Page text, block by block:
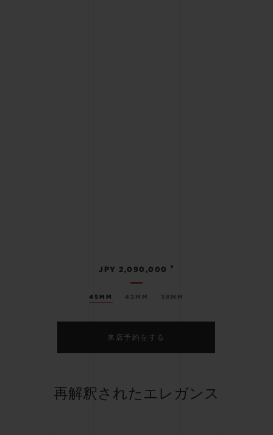
45MM 42MM 38MM
JPY 2,090,000 •
来店予約をする
再解釈されたエレガンス